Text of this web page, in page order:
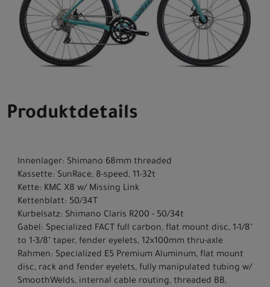
Produktdetails
Innenlager: Shimano 68mm threaded
Kassette: SunRace, 8-speed, 11-32t
Kette: KMC X8 w/ Missing Link
Kettenblatt: 50/34T
Kurbelsatz: Shimano Claris R200 - 50/34t
Gabel: Specialized FACT full carbon, flat mount disc, 1-1/8"
to 1-3/8" taper, fender eyelets, 12x100mm thru-axle
Rahmen: Specialized E5 Premium Aluminum, flat mount
disc, rack and fender eyelets, fully manipulated tubing w/
SmoothWelds, internal cable routing, threaded BB,